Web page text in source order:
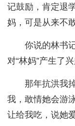
记鼓励，肯定退
妈，可是从来不
你说的林书
对“林妈”产生了兴
那年抗洪我
我，敢情她会游
让给我吃，说她